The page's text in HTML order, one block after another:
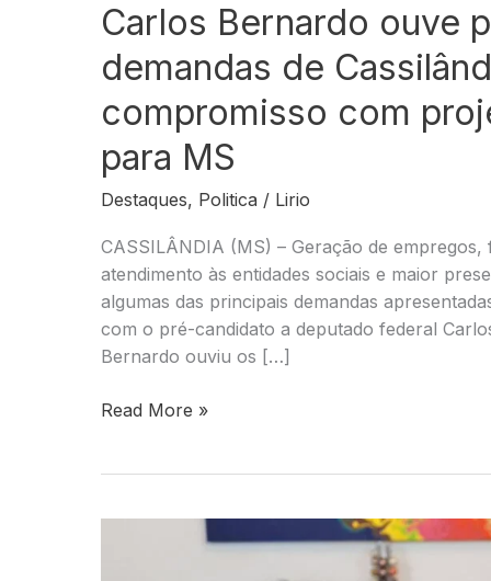
Carlos Bernardo ouve
demandas de
compromisso com
para MS
Destaques, Politica / Lirio
CASSILÂNDIA (MS) – Geração de
atendimento às entidades sociais e maior
algumas das principais demandas
com o pré-candidato a deputado federal
Bernardo ouviu os […]
Carlos
e
Read More »